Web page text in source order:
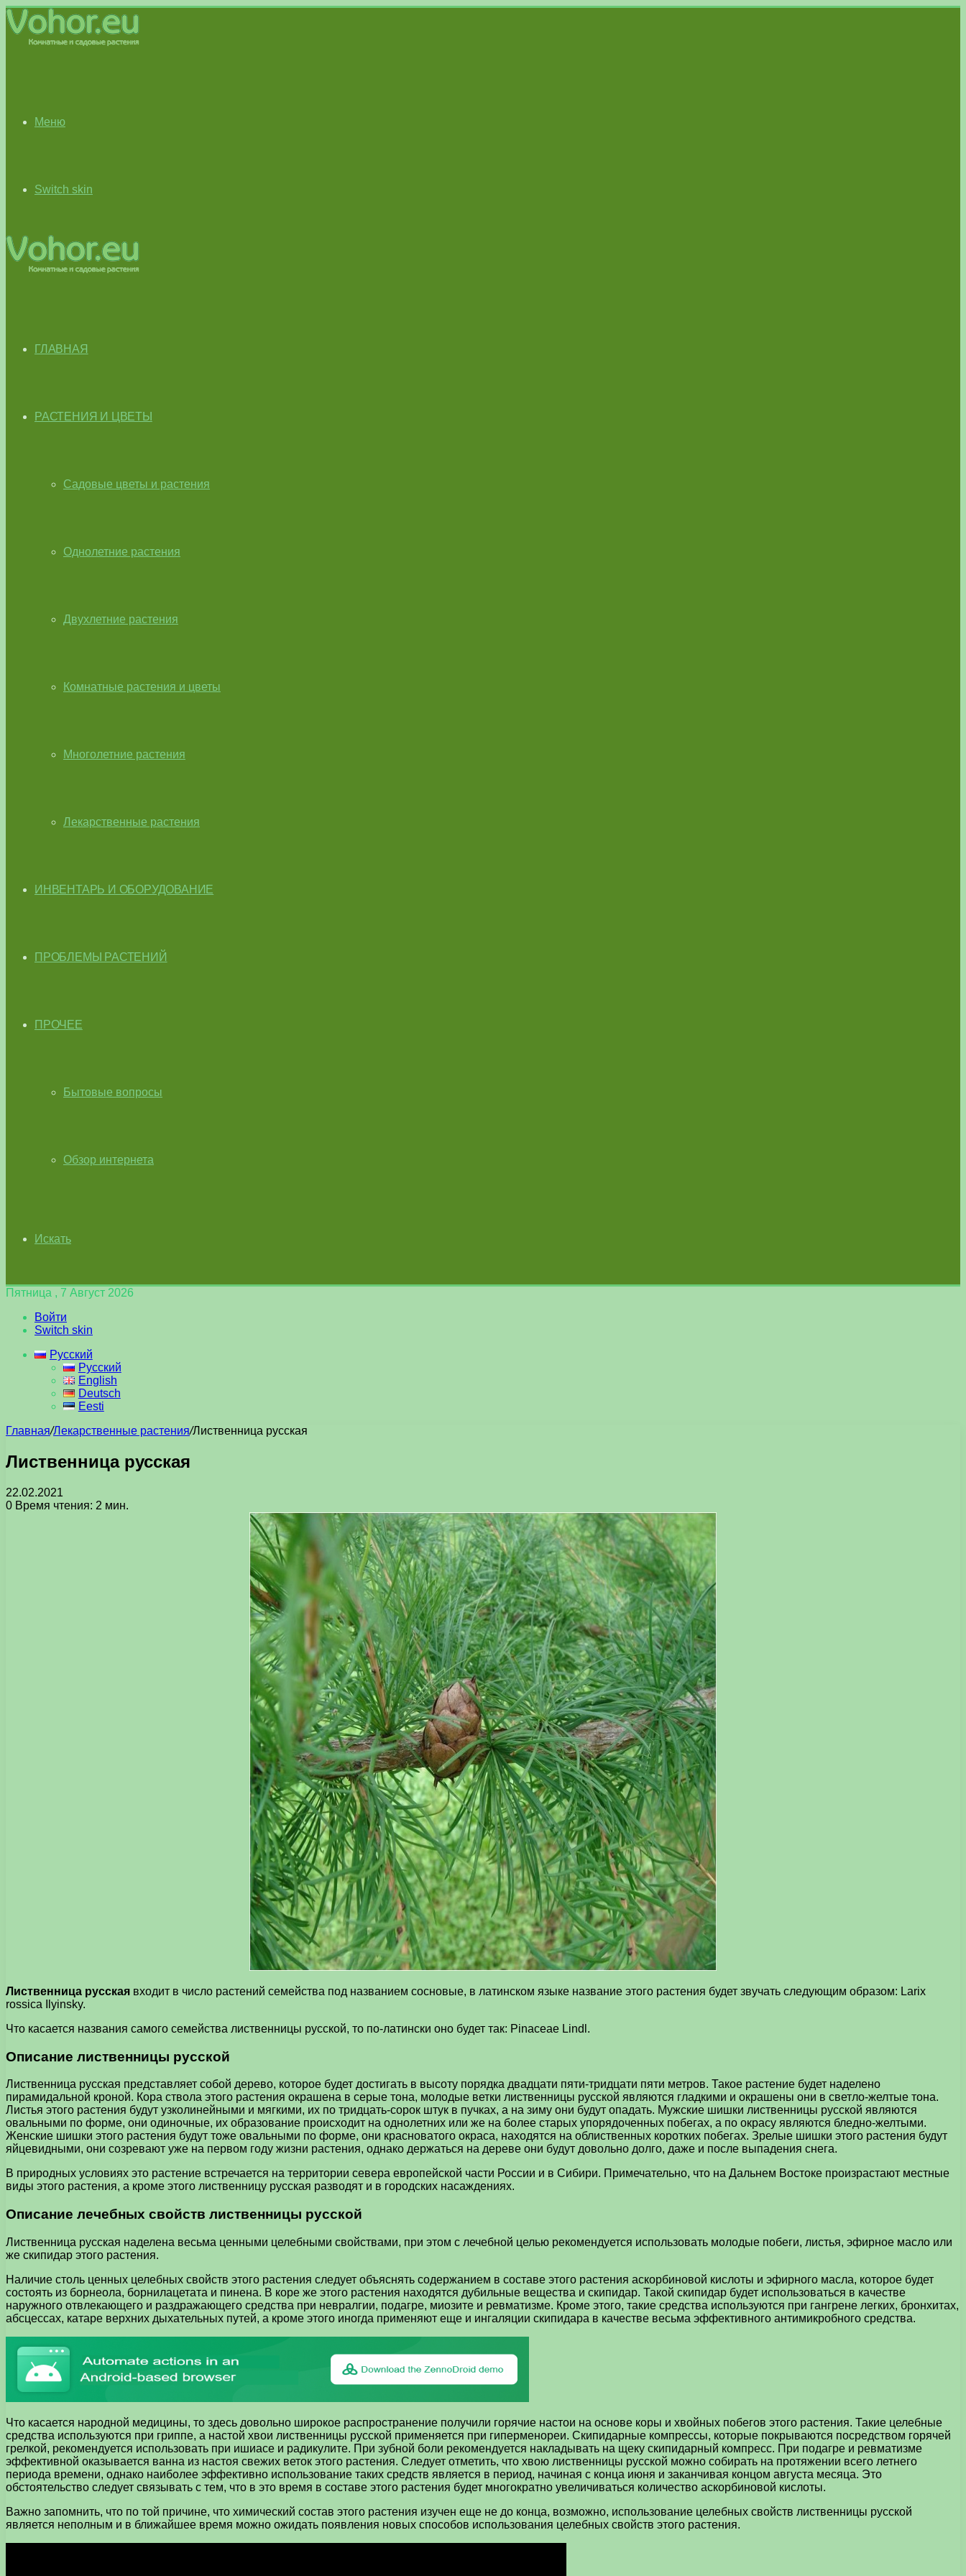
Меню
Switch skin
ГЛАВНАЯ
РАСТЕНИЯ И ЦВЕТЫ
Садовые цветы и растения
Однолетние растения
Двухлетние растения
Комнатные растения и цветы
Многолетние растения
Лекарственные растения
ИНВЕНТАРЬ И ОБОРУДОВАНИЕ
ПРОБЛЕМЫ РАСТЕНИЙ
ПРОЧЕЕ
Бытовые вопросы
Обзор интернета
Искать
Пятница , 7 Август 2026
Войти
Switch skin
Русский
Русский
English
Deutsch
Eesti
Главная/Лекарственные растения/Лиственница русская
Лиственница русская
22.02.2021
0 Время чтения: 2 мин.
Лиственница русская входит в число растений семейства под названием сосновые, в латинском языке название этого растения будет звучать следующим образом: Larix
rossica Ilyinsky.
Что касается названия самого семейства лиственницы русской, то по-латински оно будет так: Pinaceae Lindl.
Описание лиственницы русской
Лиственница русская представляет собой дерево, которое будет достигать в высоту порядка двадцати пяти-тридцати пяти метров. Такое растение будет наделено
пирамидальной кроной. Кора ствола этого растения окрашена в серые тона, молодые ветки лиственницы русской являются гладкими и окрашены они в светло-желтые тона.
Листья этого растения будут узколинейными и мягкими, их по тридцать-сорок штук в пучках, а на зиму они будут опадать. Мужские шишки лиственницы русской являются
овальными по форме, они одиночные, их образование происходит на однолетних или же на более старых упорядоченных побегах, а по окрасу являются бледно-желтыми.
Женские шишки этого растения будут тоже овальными по форме, они красноватого окраса, находятся на облиственных коротких побегах. Зрелые шишки этого растения будут
яйцевидными, они созревают уже на первом году жизни растения, однако держаться на дереве они будут довольно долго, даже и после выпадения снега.
В природных условиях это растение встречается на территории севера европейской части России и в Сибири. Примечательно, что на Дальнем Востоке произрастают местные
виды этого растения, а кроме этого лиственницу русская разводят и в городских насаждениях.
Описание лечебных свойств лиственницы русской
Лиственница русская наделена весьма ценными целебными свойствами, при этом с лечебной целью рекомендуется использовать молодые побеги, листья, эфирное масло или
же скипидар этого растения.
Наличие столь ценных целебных свойств этого растения следует объяснять содержанием в составе этого растения аскорбиновой кислоты и эфирного масла, которое будет
состоять из борнеола, борнилацетата и пинена. В коре же этого растения находятся дубильные вещества и скипидар. Такой скипидар будет использоваться в качестве
наружного отвлекающего и раздражающего средства при невралгии, подагре, миозите и ревматизме. Кроме этого, такие средства используются при гангрене легких, бронхитах,
абсцессах, катаре верхних дыхательных путей, а кроме этого иногда применяют еще и ингаляции скипидара в качестве весьма эффективного антимикробного средства.
Что касается народной медицины, то здесь довольно широкое распространение получили горячие настои на основе коры и хвойных побегов этого растения. Такие целебные
средства используются при гриппе, а настой хвои лиственницы русской применяется при гиперменореи. Скипидарные компрессы, которые покрываются посредством горячей
грелкой, рекомендуется использовать при ишиасе и радикулите. При зубной боли рекомендуется накладывать на щеку скипидарный компресс. При подагре и ревматизме
эффективной оказывается ванна из настоя свежих веток этого растения. Следует отметить, что хвою лиственницы русской можно собирать на протяжении всего летнего
периода времени, однако наиболее эффективно использование таких средств является в период, начиная с конца июня и заканчивая концом августа месяца. Это
обстоятельство следует связывать с тем, что в это время в составе этого растения будет многократно увеличиваться количество аскорбиновой кислоты.
Важно запомнить, что по той причине, что химический состав этого растения изучен еще не до конца, возможно, использование целебных свойств лиственницы русской
является неполным и в ближайшее время можно ожидать появления новых способов использования целебных свойств этого растения.